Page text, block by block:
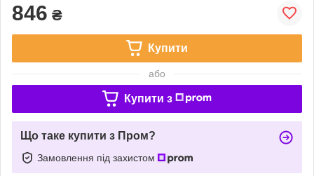
846 ₴
Купити
або
Купити з
Що таке купити з Пром?
Замовлення під захистом